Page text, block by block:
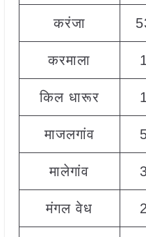
करंजा
करमाला 1
किल धारूर 1
माजलगांव
मालेगांव
मंगल वेध 2